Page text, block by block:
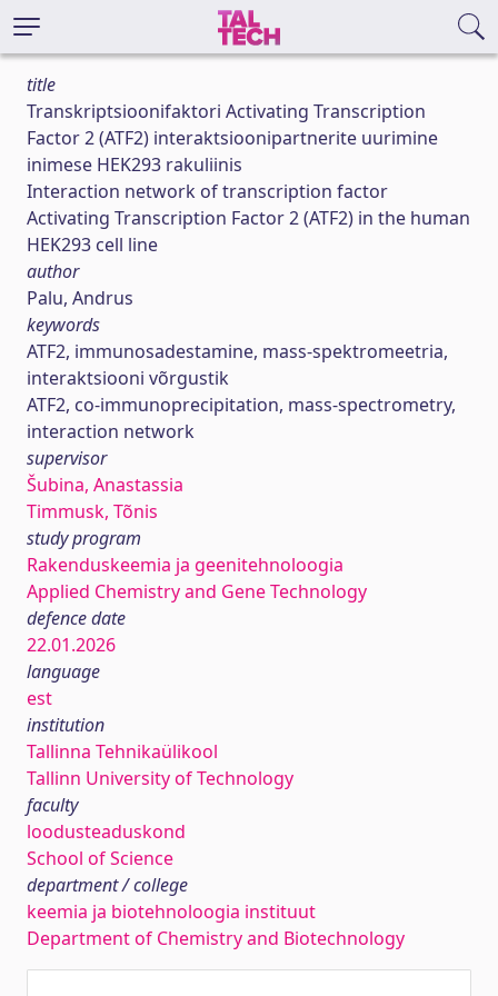
title
Transkriptsioonifaktori Activating Transcription
Factor 2 (ATF2) interaktsioonipartnerite uurimine
inimese HEK293 rakuliinis
Interaction network of transcription factor
Activating Transcription Factor 2 (ATF2) in the human
HEK293 cell line
author
Palu, Andrus
keywords
ATF2, immunosadestamine, mass-spektromeetria,
interaktsiooni võrgustik
ATF2, co-immunoprecipitation, mass-spectrometry,
interaction network
supervisor
Šubina, Anastassia
Timmusk, Tõnis
study program
Rakenduskeemia ja geenitehnoloogia
Applied Chemistry and Gene Technology
defence date
22.01.2026
language
est
institution
Tallinna Tehnikaülikool
Tallinn University of Technology
faculty
loodusteaduskond
School of Science
department / college
keemia ja biotehnoloogia instituut
Department of Chemistry and Biotechnology